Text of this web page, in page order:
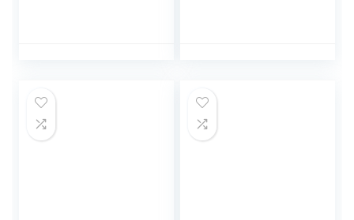
120 x 52 mm).
schuim + handvat
voor vissen
kamperen